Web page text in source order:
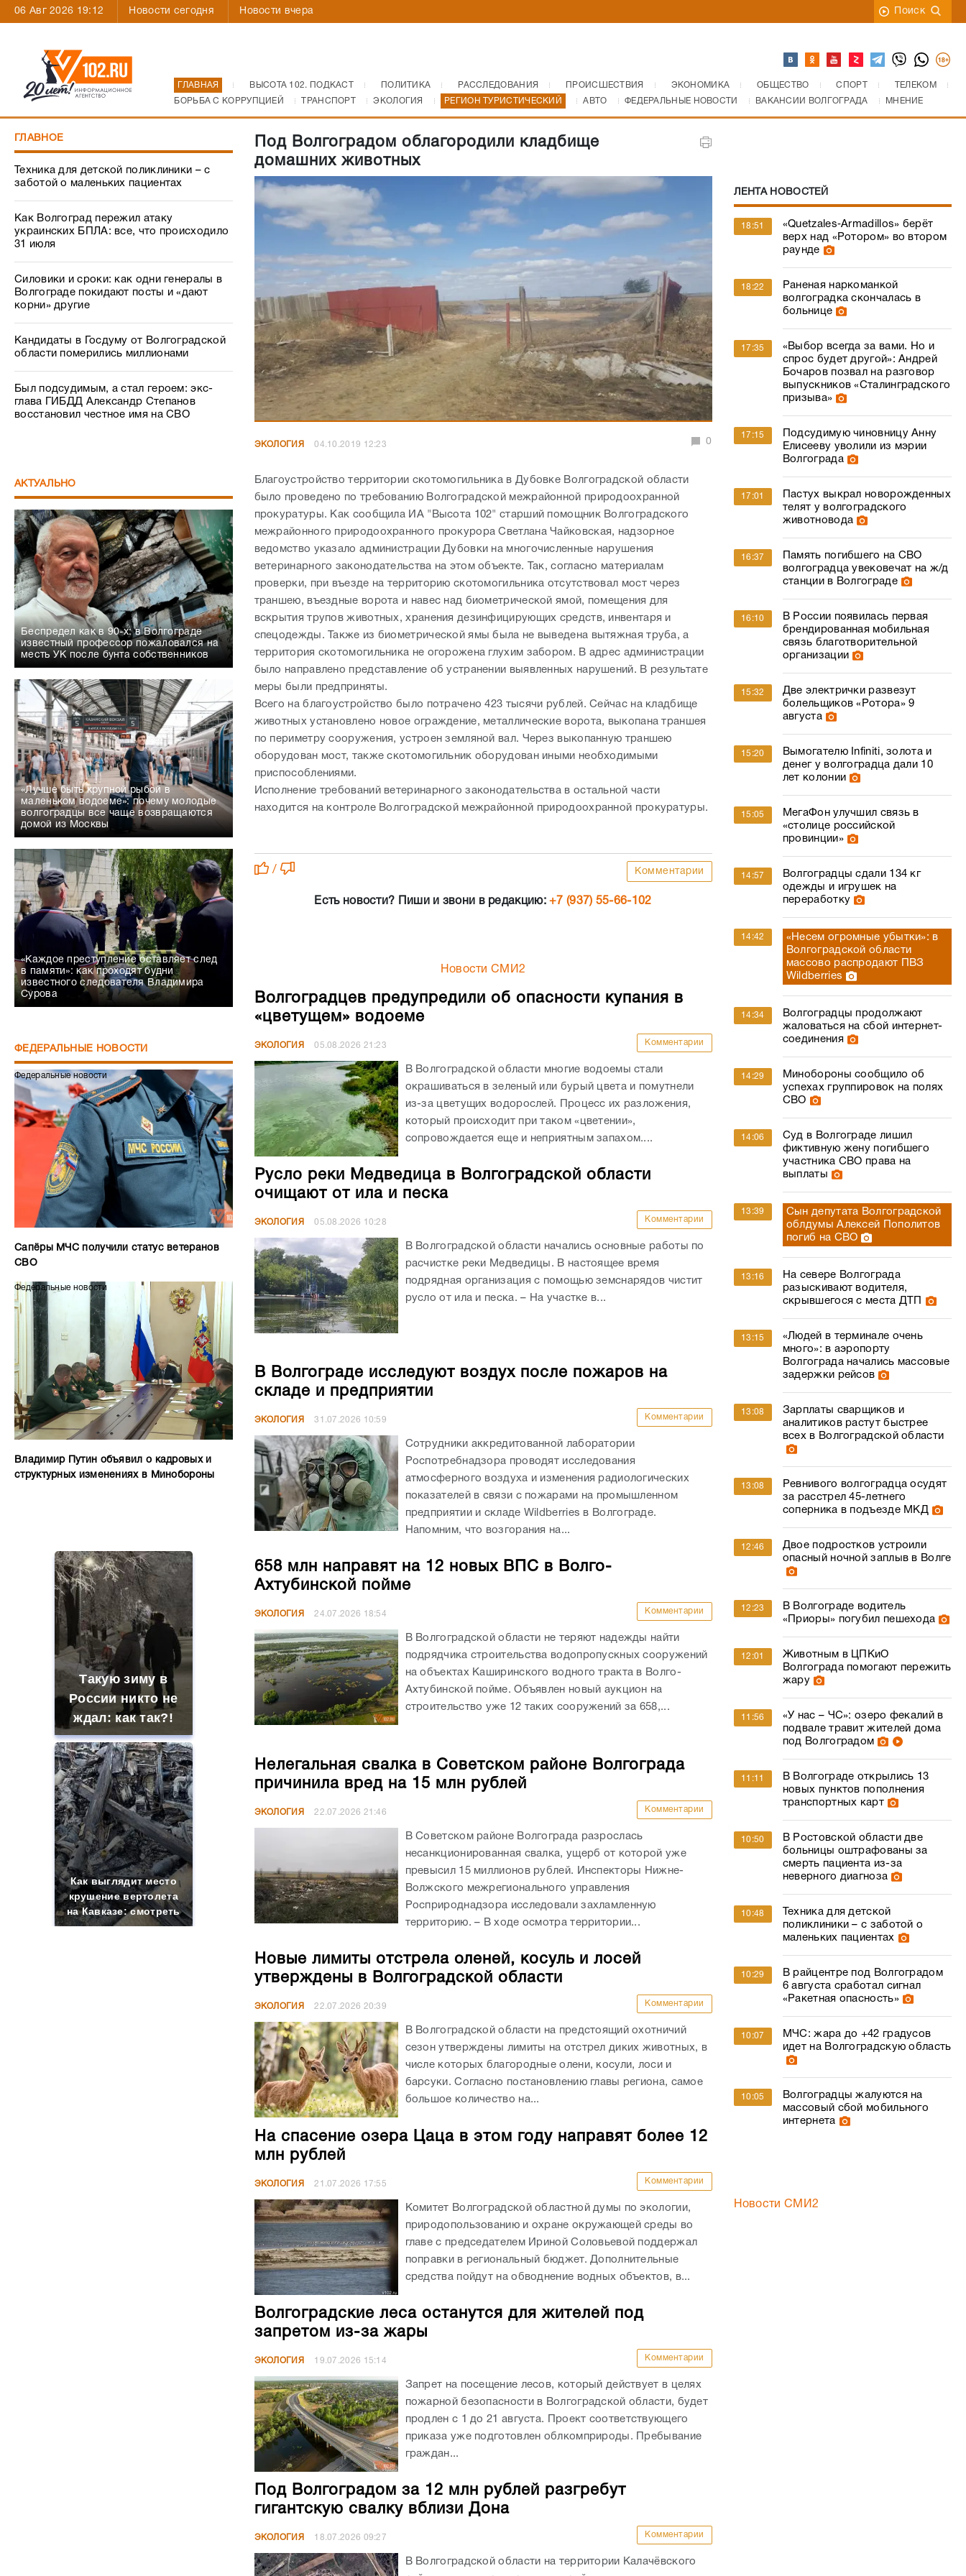
06 Авг 2026 19:12 Новости сегодня Новости вчера Поиск
ГЛАВНАЯ ВЫСОТА 102. ПОДКАСТ ПОЛИТИКА РАССЛЕДОВАНИЯ ПРОИСШЕСТВИЯ ЭКОНОМИКА ОБЩЕСТВО СПОРТ
ТЕЛЕКОМ
БОРЬБА С КОРРУПЦИЕЙ
ТРАНСПОРТ ЭКОЛОГИЯ РЕГИОН ТУРИСТИЧЕСКИЙ АВТО ФЕДЕРАЛЬНЫЕ НОВОСТИ ВАКАНСИИ ВОЛГОГРАДА МНЕНИЕ
ГЛАВНОЕ
Техника для детской поликлиники – с
заботой о маленьких пациентах
Как Волгоград пережил атаку
украинских БПЛА: все, что происходило
31 июля
Силовики и сроки: как одни генералы в
Волгограде покидают посты и «дают
корни» другие
Кандидаты в Госдуму от Волгоградской
области померились миллионами
Был подсудимым, а стал героем: экс-
глава ГИБДД Александр Степанов
восстановил честное имя на СВО
АКТУАЛЬНО
Беспредел как в 90-х: в Волгограде
известный профессор пожаловался на
месть УК после бунта собственников
«Лучше быть крупной рыбой в
маленьком водоеме»: почему молодые
волгоградцы все чаще возвращаются
домой из Москвы
«Каждое преступление оставляет след
в памяти»: как проходят будни
известного следователя Владимира
Сурова
ФЕДЕРАЛЬНЫЕ НОВОСТИ
Федеральные новости
Сапёры МЧС получили статус ветеранов
СВО
Федеральные новости
Владимир Путин объявил о кадровых и
структурных изменениях в Минобороны
Такую зиму в
России никто не
ждал: как так?!
Как выглядит место
крушение вертолета
на Кавказе: смотреть
Под Волгоградом облагородили кладбище
домашних животных
ЭКОЛОГИЯ 04.10.2019 12:23 0
Благоустройство территории скотомогильника в Дубовке Волгоградской области
было проведено по требованию Волгоградской межрайонной природоохранной
прокуратуры. Как сообщила ИА "Высота 102" старший помощник Волгоградского
межрайонного природоохранного прокурора Светлана Чайковская, надзорное
ведомство указало администрации Дубовки на многочисленные нарушения
ветеринарного законодательства на этом объекте. Так, согласно материалам
проверки, при въезде на территорию скотомогильника отсутствовал мост через
траншею, въездные ворота и навес над биометрической ямой, помещения для
вскрытия трупов животных, хранения дезинфицирующих средств, инвентаря и
спецодежды. Также из биометрической ямы была не выведена вытяжная труба, а
территория скотомогильника не огорожена глухим забором. В адрес администрации
было направлено представление об устранении выявленных нарушений. В результате
меры были предприняты.
Всего на благоустройство было потрачено 423 тысячи рублей. Сейчас на кладбище
животных установлено новое ограждение, металлические ворота, выкопана траншея
по периметру сооружения, устроен земляной вал. Через выкопанную траншею
оборудован мост, также скотомогильник оборудован иными необходимыми
приспособлениями.
Исполнение требований ветеринарного законодательства в остальной части
находится на контроле Волгоградской межрайонной природоохранной прокуратуры.
/ Комментарии
Есть новости? Пиши и звони в редакцию:+7 (937) 55-66-102
Новости СМИ2
Волгоградцев предупредили об опасности купания в
«цветущем» водоеме
ЭКОЛОГИЯ 05.08.2026 21:23 Комментарии
В Волгоградской области многие водоемы стали
окрашиваться в зеленый или бурый цвета и помутнели
из-за цветущих водорослей. Процесс их разложения,
который происходит при таком «цветении»,
сопровождается еще и неприятным запахом....
Русло реки Медведица в Волгоградской области
очищают от ила и песка
ЭКОЛОГИЯ 05.08.2026 10:28 Комментарии
В Волгоградской области начались основные работы по
расчистке реки Медведицы. В настоящее время
подрядная организация с помощью земснарядов чистит
русло от ила и песка. – На участке в...
В Волгограде исследуют воздух после пожаров на
складе и предприятии
ЭКОЛОГИЯ 31.07.2026 10:59 Комментарии
Сотрудники аккредитованной лаборатории
Роспотребнадзора проводят исследования
атмосферного воздуха и изменения радиологических
показателей в связи с пожарами на промышленном
предприятии и складе Wildberries в Волгограде.
Напомним, что возгорания на...
658 млн направят на 12 новых ВПС в Волго-
Ахтубинской пойме
ЭКОЛОГИЯ 24.07.2026 18:54 Комментарии
В Волгоградской области не теряют надежды найти
подрядчика строительства водопропускных сооружений
на объектах Каширинского водного тракта в Волго-
Ахтубинской пойме. Объявлен новый аукцион на
строительство уже 12 таких сооружений за 658,...
Нелегальная свалка в Советском районе Волгограда
причинила вред на 15 млн рублей
ЭКОЛОГИЯ 22.07.2026 21:46 Комментарии
В Советском районе Волгограда разрослась
несанкционированная свалка, ущерб от которой уже
превысил 15 миллионов рублей. Инспекторы Нижне-
Волжского межрегионального управления
Росприроднадзора исследовали захламленную
территорию. – В ходе осмотра территории...
Новые лимиты отстрела оленей, косуль и лосей
утверждены в Волгоградской области
ЭКОЛОГИЯ 22.07.2026 20:39 Комментарии
В Волгоградской области на предстоящий охотничий
сезон утверждены лимиты на отстрел диких животных, в
числе которых благородные олени, косули, лоси и
барсуки. Согласно постановлению главы региона, самое
большое количество на...
На спасение озера Цаца в этом году направят более 12
млн рублей
ЭКОЛОГИЯ 21.07.2026 17:55 Комментарии
Комитет Волгоградской областной думы по экологии,
природопользованию и охране окружающей среды во
главе с председателем Ириной Соловьевой поддержал
поправки в региональный бюджет. Дополнительные
средства пойдут на обводнение водных объектов, в...
Волгоградские леса останутся для жителей под
запретом из-за жары
ЭКОЛОГИЯ 19.07.2026 15:14 Комментарии
Запрет на посещение лесов, который действует в целях
пожарной безопасности в Волгоградской области, будет
продлен с 1 до 21 августа. Проект соответствующего
приказа уже подготовлен облкомприроды. Пребывание
граждан...
Под Волгоградом за 12 млн рублей разгребут
гигантскую свалку вблизи Дона
ЭКОЛОГИЯ 18.07.2026 09:27 Комментарии
В Волгоградской области на территории Калачёвского
ЛЕНТА НОВОСТЕЙ
18:51
«Quetzales‑Armadillos» берёт
верх над «Ротором» во втором
раунде
18:22
Раненая наркоманкой
волгоградка скончалась в
больнице
17:35
«Выбор всегда за вами. Но и
спрос будет другой»: Андрей
Бочаров позвал на разговор
выпускников «Сталинградского
призыва»
17:15
Подсудимую чиновницу Анну
Елисееву уволили из мэрии
Волгограда
17:01
Пастух выкрал новорожденных
телят у волгоградского
животновода
16:37
Память погибшего на СВО
волгоградца увековечат на ж/д
станции в Волгограде
16:10
В России появилась первая
брендированная мобильная
связь благотворительной
организации
15:32
Две электрички развезут
болельщиков «Ротора» 9
августа
15:20
Вымогателю Infiniti, золота и
денег у волгоградца дали 10
лет колонии
15:05
МегаФон улучшил связь в
«столице российской
провинции»
14:57
Волгоградцы сдали 134 кг
одежды и игрушек на
переработку
14:42
«Несем огромные убытки»: в
Волгоградской области
массово распродают ПВЗ
Wildberries
14:34
Волгоградцы продолжают
жаловаться на сбой интернет-
соединения
14:29
Минобороны сообщило об
успехах группировок на полях
СВО
14:06
Суд в Волгограде лишил
фиктивную жену погибшего
участника СВО права на
выплаты
13:39
Сын депутата Волгоградской
облдумы Алексей Пополитов
погиб на СВО
13:16
На севере Волгограда
разыскивают водителя,
скрывшегося с места ДТП
13:15
«Людей в терминале очень
много»: в аэропорту
Волгограда начались массовые
задержки рейсов
13:08
Зарплаты сварщиков и
аналитиков растут быстрее
всех в Волгоградской области
13:08
Ревнивого волгоградца осудят
за расстрел 45-летнего
соперника в подъезде МКД
12:46
Двое подростков устроили
опасный ночной заплыв в Волге
12:23
В Волгограде водитель
«Приоры» погубил пешехода
12:01
Животным в ЦПКиО
Волгограда помогают пережить
жару
11:56
«У нас – ЧС»: озеро фекалий в
подвале травит жителей дома
под Волгоградом
11:11
В Волгограде открылись 13
новых пунктов пополнения
транспортных карт
10:50
В Ростовской области две
больницы оштрафованы за
смерть пациента из-за
неверного диагноза
10:48
Техника для детской
поликлиники – с заботой о
маленьких пациентах
10:29
В райцентре под Волгоградом
6 августа сработал сигнал
«Ракетная опасность»
10:07
МЧС: жара до +42 градусов
идет на Волгоградскую область
10:05
Волгоградцы жалуются на
массовый сбой мобильного
интернета
Новости СМИ2